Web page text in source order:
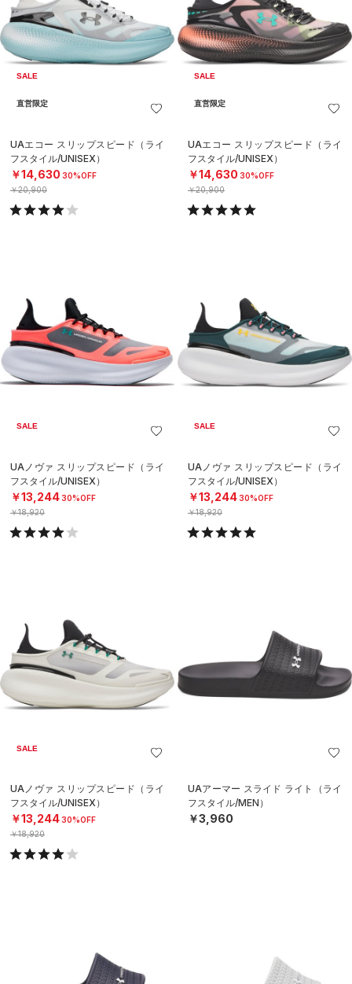
SALE
直営限定
UAエコー スリップスピード（ライ
フスタイル/UNISEX）
￥14,630 30%OFF
￥20,900
SALE
直営限定
UAエコー スリップスピード（ライ
フスタイル/UNISEX）
￥14,630 30%OFF
￥20,900
SALE
UAノヴァ スリップスピード（ライ
フスタイル/UNISEX）
￥13,24430%OFF
￥18,920
SALE
UAノヴァ スリップスピード（ライ
フスタイル/UNISEX）
￥13,24430%OFF
￥18,920
SALE
UAノヴァ スリップスピード（ライ
フスタイル/UNISEX）
￥13,24430%OFF
￥18,920
UAアーマー スライド ライト（ライ
フスタイル/MEN）
￥3,960